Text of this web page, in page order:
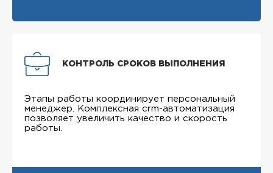
КОНТРОЛЬ СРОКОВ ВЫПОЛНЕНИЯ
Этапы работы координирует персональный
менеджер. Комплексная crm-автоматизация
позволяет увеличить качество и скорость
работы.